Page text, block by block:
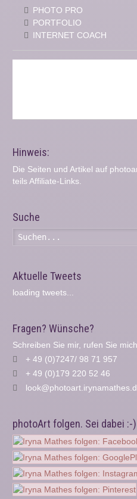
PHOTO PRO
PORTFOLIO
INTERNET COACH
Hinweis:
Die Seiten und Artikel auf
teils Affiliate-Links.
Suche
Aktuelle Tweets
loading tweets...
Fragen? Wünsche?
Schreiben Sie mir, rufen Sie mich
+ 49 (0)7247/ 98 71 957
+ 49 (0)179 220 52 46
photoArt folgen. Sei dabei :-)